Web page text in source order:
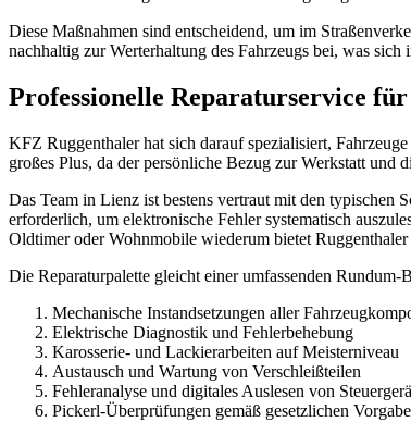
Diese Maßnahmen sind entscheidend, um im
nachhaltig zur Werterhaltung des Fahrzeugs bei, was
Professionelle Reparaturservice
KFZ Ruggenthaler hat sich darauf spezialisiert,
großes Plus, da der persönliche Bezug zur Werkstatt und
Das Team in Lienz ist bestens vertraut mit den typischen
erforderlich, um elektronische Fehler systematisch
Oldtimer oder Wohnmobile wiederum bietet
Die Reparaturpalette gleicht einer umfassenden Rundum-
Mechanische Instandsetzungen aller
Elektrische Diagnostik und Fehlerbehebung
Karosserie- und Lackierarbeiten auf Meisterniveau
Austausch und Wartung von Verschleißteilen
Fehleranalyse und digitales Auslesen von
Pickerl-Überprüfungen gemäß gesetzlichen